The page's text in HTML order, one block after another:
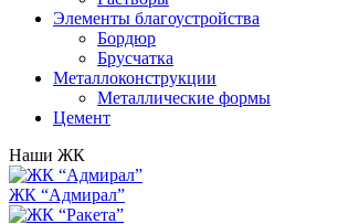
Элементы благоустройства
Бордюр
Брусчатка
Металлоконструкции
Металлические формы
Цемент
Наши ЖК
ЖК “Адмирал”